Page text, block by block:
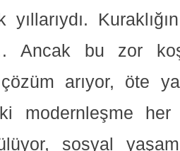
yıllarıydı.
Ancak bu zor
çözüm arıyor, öte
modernleşme
sosyal